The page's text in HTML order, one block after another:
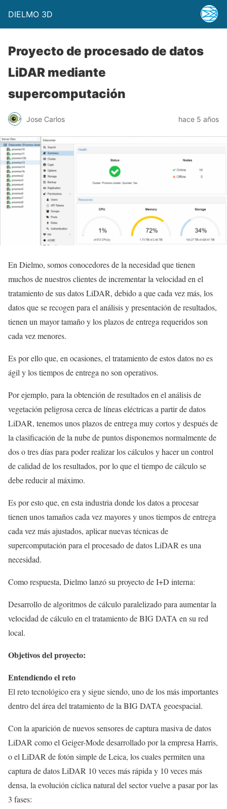
DIELMO 3D
Proyecto de procesado de datos
LiDAR mediante
supercomputación
Jose Carlos hace 5 años
En Dielmo, somos conocedores de la necesidad que tienen
muchos de nuestros clientes de incrementar la velocidad en el
tratamiento de sus datos LiDAR, debido a que cada vez más, los
datos que se recogen para el análisis y presentación de resultados,
tienen un mayor tamaño y los plazos de entrega requeridos son
cada vez menores.
Es por ello que, en ocasiones, el tratamiento de estos datos no es
ágil y los tiempos de entrega no son operativos.
Por ejemplo, para la obtención de resultados en el análisis de
vegetación peligrosa cerca de líneas eléctricas a partir de datos
LiDAR, tenemos unos plazos de entrega muy cortos y después de
la clasificación de la nube de puntos disponemos normalmente de
dos o tres días para poder realizar los cálculos y hacer un control
de calidad de los resultados, por lo que el tiempo de cálculo se
debe reducir al máximo.
Es por esto que, en esta industria donde los datos a procesar
tienen unos tamaños cada vez mayores y unos tiempos de entrega
cada vez más ajustados, aplicar nuevas técnicas de
supercomputación para el procesado de datos LiDAR es una
necesidad.
Como respuesta, Dielmo lanzó su proyecto de I+D interna:
Desarrollo de algoritmos de cálculo paralelizado para aumentar la
velocidad de cálculo en el tratamiento de BIG DATA en su red
local.
Objetivos del proyecto:
Entendiendo el reto
El reto tecnológico era y sigue siendo, uno de los más importantes
dentro del área del tratamiento de la BIG DATA geoespacial.
Con la aparición de nuevos sensores de captura masiva de datos
LiDAR como el Geiger-Mode desarrollado por la empresa Harris,
o el LiDAR de fotón simple de Leica, los cuales permiten una
captura de datos LiDAR 10 veces más rápida y 10 veces más
densa, la evolución cíclica natural del sector vuelve a pasar por las
3 fases: